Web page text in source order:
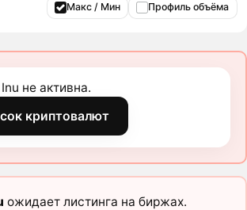
Макс / Мин Профиль объёма
не активна.
криптовалют
ожидает листинга на биржах.